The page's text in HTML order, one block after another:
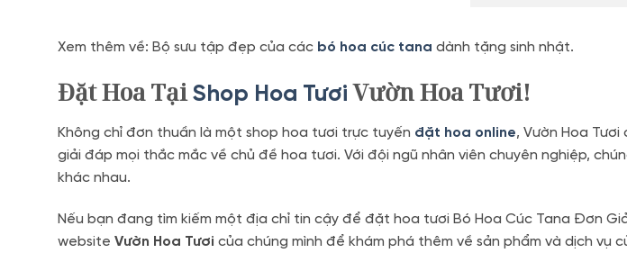
Xem thêm về: Bộ sưu tập đẹp của các bó hoa cúc tana dành tặng sinh nhật.
Đặt Hoa TạiShop Hoa Tươi Vườn Hoa Tươi!
Không chỉ đơn thuần là một shop hoa tươi trực tuyến đặt hoa online, Vườn Hoa
giải đáp mọi thắc mắc về chủ đề hoa tươi. Với đội ngũ nhân viên chuyên nghiệp,
khác nhau.
Nếu bạn đang tìm kiếm một địa chỉ tin cậy để đặt hoa tươi Bó Hoa Cúc Tana Đơn
website Vườn Hoa Tươi của chúng mình để khám phá thêm về sản phẩm và dịch